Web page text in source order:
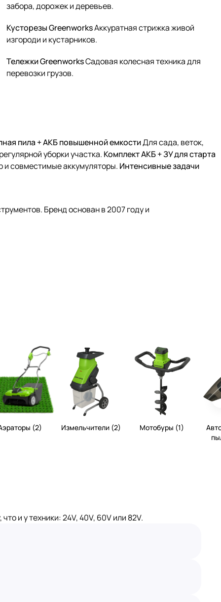
забора, дорожек и деревьев.
Кусторезы GreenworksАккуратная стрижка живой
изгороди и кустарников.
Тележки GreenworksСадовая колесная техника для
перевозки грузов.
пила + АКБ повышенной емкостиДля сада, веток,
уборки участка. Комплект АКБ + ЗУ для старта
и совместимые аккумуляторы. Интенсивные задачи
Бренд основан в 2007 году и
(2) Измельчители (2) Мотобуры (1)
и у техники: 24V, 40V, 60V или 82V.